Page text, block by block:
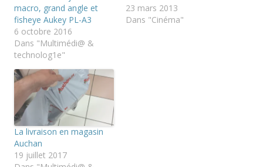
r
o
u
v
r
e
d
a
n
s
u
u
v
e
l
l
r
u
r
T
w
i
t
e
r
(
u
v
e
d
n
s
r
b
o
o
(
v
r
e
macro, grand angle et
fisheye Aukey PL-A3
6 octobre 2016
Dans "Multimédi@ &
technolog1e"
23 mars 2013
Dans "Cinéma"
La livraison en magasin
Auchan
19 juillet 2017